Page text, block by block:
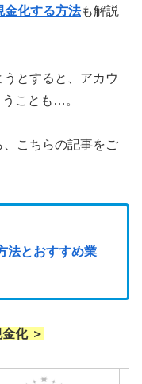
金化する方法も解説
とすると、アカウ
ことも…。
こちらの記事をご
法とおすすめ業
化 ＞